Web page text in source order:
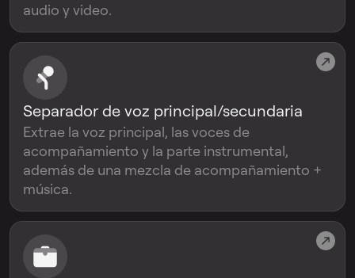
audio y video.
Separador de voz principal/secundaria
Extrae la voz principal, las voces de
acompañamiento y la parte instrumental,
además de una mezcla de acompañamiento +
música.